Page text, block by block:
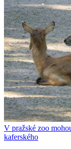
V pražské zoo
kaferského